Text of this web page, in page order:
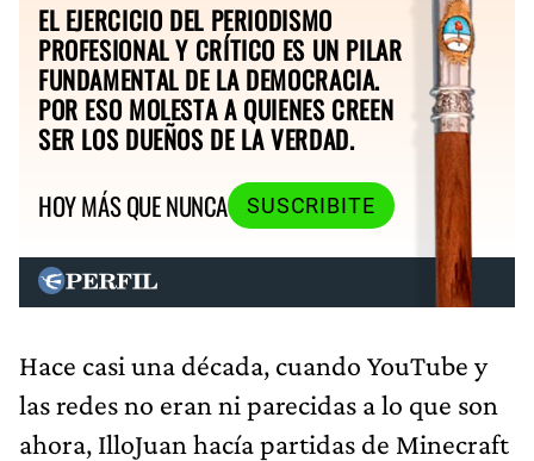
EL EJERCICIO DEL PERIODISMO
PROFESIONAL Y CRÍTICO ES UN PILAR
FUNDAMENTAL DE LA DEMOCRACIA.
POR ESO MOLESTA A QUIENES CREEN
SER LOS DUEÑOS DE LA VERDAD.
HOY MÁS QUE NUNCA
SUSCRIBITE
Hace casi una década, cuando YouTube y
las redes no eran ni parecidas a lo que son
ahora, IlloJuan hacía partidas de Minecraft